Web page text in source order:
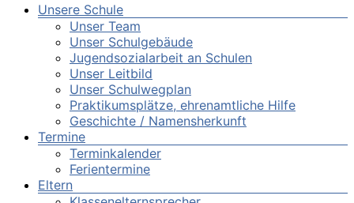
Unsere Schule
Unser Team
Unser Schulgebäude
Jugendsozialarbeit an Schulen
Unser Leitbild
Unser Schulwegplan
Praktikumsplätze, ehrenamtliche Hilfe
Geschichte / Namensherkunft
Termine
Terminkalender
Ferientermine
Eltern